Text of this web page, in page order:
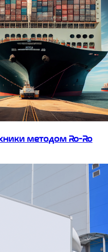
методом Ro-Ro